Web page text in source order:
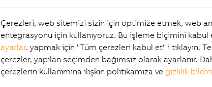
Çerezleri, web sitemizi sizin için optimize etmek, web
entegrasyonu için kullanıyoruz. Bu işleme biçimini kabul
ayarlar. yapmak için "Tüm çerezleri kabul et" i tıklayın.
çerezler, yapılan seçimden bağımsız olarak ayarlanır.
çerezlerin kullanımına ilişkin politikamıza ve gizlilik